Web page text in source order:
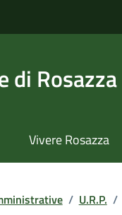
di Rosazza
Vivere Rosazza
/ U.R.P. /